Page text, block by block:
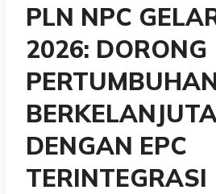
PLN NPC
2026: DORONG
DENGAN EPC
TERINTEGRASI